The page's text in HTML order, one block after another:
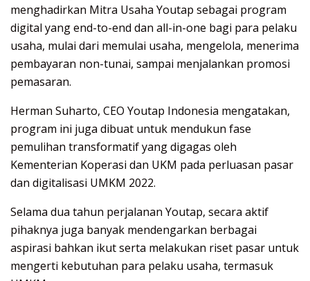
menghadirkan Mitra Usaha Youtap sebagai program
digital yang end-to-end dan all-in-one bagi para pelaku
usaha, mulai dari memulai usaha, mengelola, menerima
pembayaran non-tunai, sampai menjalankan promosi
pemasaran.
Herman Suharto, CEO Youtap Indonesia mengatakan,
program ini juga dibuat untuk mendukun fase
pemulihan transformatif yang digagas oleh
Kementerian Koperasi dan UKM pada perluasan pasar
dan digitalisasi UMKM 2022.
Selama dua tahun perjalanan Youtap, secara aktif
pihaknya juga banyak mendengarkan berbagai
aspirasi bahkan ikut serta melakukan riset pasar untuk
mengerti kebutuhan para pelaku usaha, termasuk